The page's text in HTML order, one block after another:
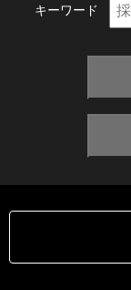
キーワード